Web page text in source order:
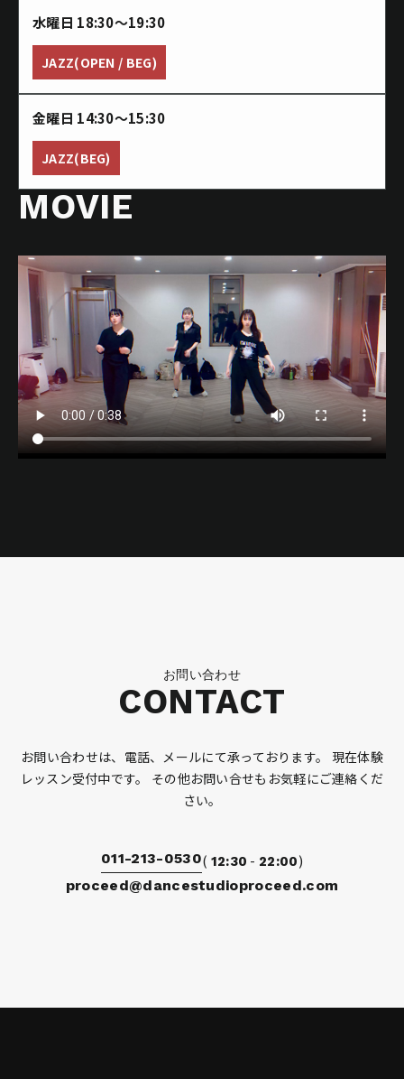
MOVIE
水曜日 18:30〜19:30
JAZZ(OPEN / BEG)
金曜日 14:30〜15:30
JAZZ(BEG)
お問い合わせ
CONTACT
お問い合わせは、電話、メールにて承っております。
現在体験
レッスン受付中です。
その他お問い合せもお気軽にご連絡くだ
さい。
011-213-0530( 12:30 - 22:00)
proceed@dancestudioproceed.com